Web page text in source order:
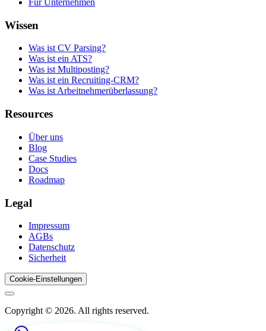
Für Unternehmen
Wissen
Was ist CV Parsing?
Was ist ein ATS?
Was ist Multiposting?
Was ist ein Recruiting-CRM?
Was ist Arbeitnehmerüberlassung?
Resources
Über uns
Blog
Case Studies
Docs
Roadmap
Legal
Impressum
AGBs
Datenschutz
Sicherheit
Cookie-Einstellungen
Copyright © 2026. All rights reserved.